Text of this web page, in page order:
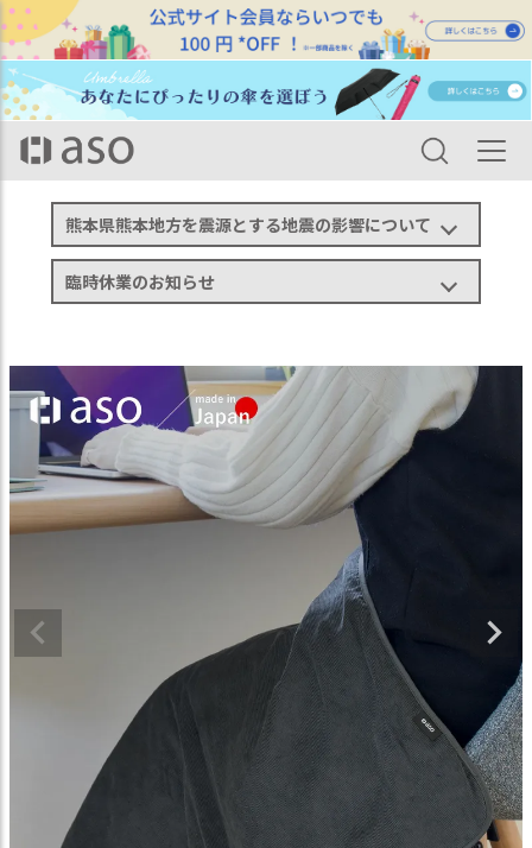
HOME aso商品一覧
【アウトレット】 コーデュロイ ブランケット ひざ掛け BR-V262
熊本県熊本地方を震源とする地震の影響について
臨時休業のお知らせ